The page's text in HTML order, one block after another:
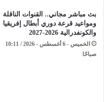
بث مباشر مجاني.. القنوات الناقلة
ومواعيد قرعة دوري أبطال إفريقيا
والكونفدرالية 2026-2027
الخميس - 6 أغسطس - 2026 / 10:11
صباحًا